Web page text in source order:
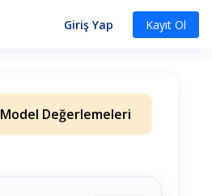
Giriş Yap Kayıt Ol
Model Değerlemeleri